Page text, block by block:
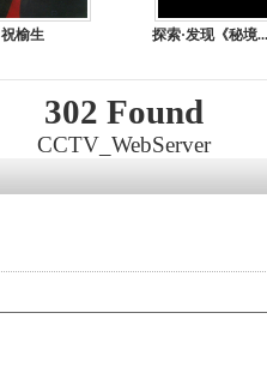
祝榆生 探索·发现《秘境...
302 Found
CCTV_WebServer